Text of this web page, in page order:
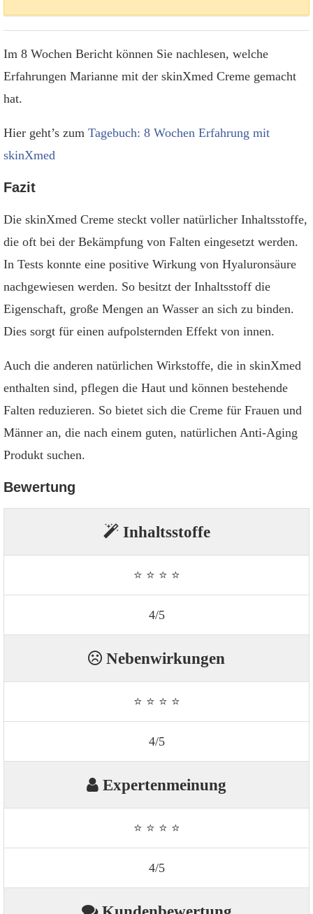
Im 8 Wochen Bericht können Sie nachlesen, welche
Erfahrungen Marianne mit der skinXmed Creme gemacht
hat.
Hier geht’s zum Tagebuch: 8 Wochen Erfahrung mit
skinXmed
Fazit
Die skinXmed Creme steckt voller natürlicher Inhaltsstoffe,
die oft bei der Bekämpfung von Falten eingesetzt werden.
In Tests konnte eine positive Wirkung von Hyaluronsäure
nachgewiesen werden. So besitzt der Inhaltsstoff die
Eigenschaft, große Mengen an Wasser an sich zu binden.
Dies sorgt für einen aufpolsternden Effekt von innen.
Auch die anderen natürlichen Wirkstoffe, die in skinXmed
enthalten sind, pflegen die Haut und können bestehende
Falten reduzieren. So bietet sich die Creme für Frauen und
Männer an, die nach einem guten, natürlichen Anti-Aging
Produkt suchen.
Bewertung
Inhaltsstoffe
⭐ ⭐ ⭐ ⭐
4/5
Nebenwirkungen
⭐ ⭐ ⭐ ⭐
4/5
Expertenmeinung
⭐ ⭐ ⭐ ⭐
4/5